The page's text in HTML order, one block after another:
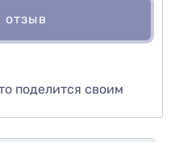
отзыв
поделится своим